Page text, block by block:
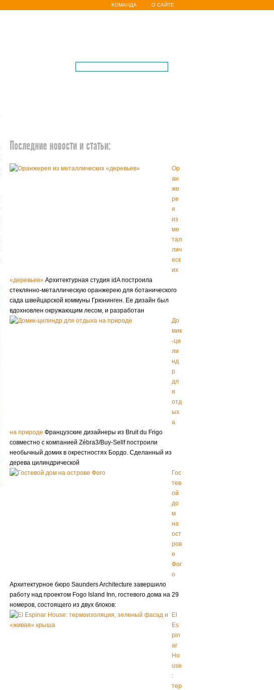
КОМАНДА О САЙТЕ
Последние новости и статьи:
Ор
ан
же
ре
я
из
ме
тал
лич
еск
их
«деревьев» Архитектурная студия idA построила
стеклянно-металлическую оранжерею для ботанического
сада швейцарской коммуны Грюнинген. Ее дизайн был
вдохновлен окружающим лесом, и разработан
До
мик
-ци
ли
нд
р
дл
я
отд
ых
а
на природе Французские дизайнеры из Bruit du Frigo
совместно с компанией Zébra3/Buy-Sellf построили
необычный домик в окрестностях Бордо. Сделанный из
дерева цилиндрической
Гос
тев
ой
до
м
на
ост
ров
е
Фог
о
Архитектурное бюро Saunders Architecture завершило
работу над проектом Fogo Island Inn, гостевого дома на 29
номеров, состоящего из двух блоков:
El
Es
pin
ar
Ho
use
:
тер